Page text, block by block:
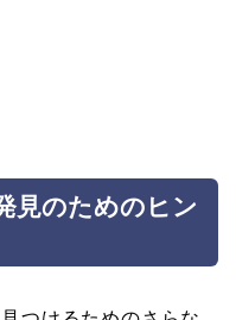
見のためのヒン